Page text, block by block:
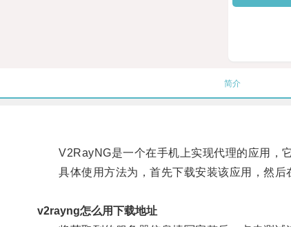
简介
V2RayNG是一个在手机上实现代理的应用，它
具体使用方法为，首先下载安装该应用，然后
v2rayng怎么用下载地址